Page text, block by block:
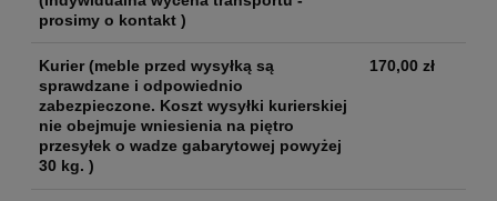
prosimy o kontakt )
Kurier(meble przed wysyłką są
sprawdzane i odpowiednio
zabezpieczone. Koszt wysyłki kurierskiej
nie obejmuje wniesienia na piętro
przesyłek o wadze gabarytowej powyżej
30 kg. )
170,00 zł